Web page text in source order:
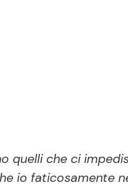
quelli che ci
io faticosamente